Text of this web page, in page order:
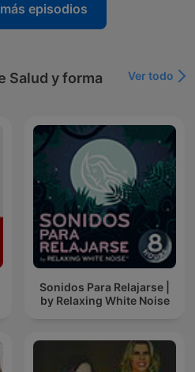
episodios
Salud y forma
Ver todo
Sonidos Para Relajarse |
by Relaxing White Noise